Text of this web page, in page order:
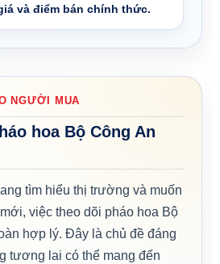
và điểm bán chính thức.
NGƯỜI MUA
hoa Bộ Công An
tìm hiểu thị trường và muốn
việc theo dõi pháo hoa Bộ
hợp lý. Đây là chủ đề đáng
tương lai có thể mang đến